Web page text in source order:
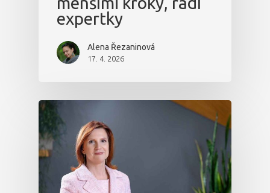
expertky
Alena Řezaninová
17. 4. 2026